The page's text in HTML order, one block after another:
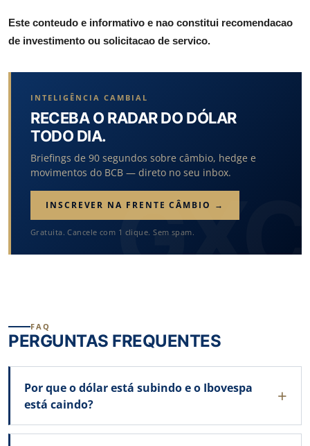
Este conteudo e informativo e nao constitui recomendacao
de investimento ou solicitacao de servico.
INTELIGÊNCIA CAMBIAL
RECEBA O RADAR DO DÓLAR
TODO DIA.
Briefings de 90 segundos sobre câmbio, hedge e
movimentos do BCB — direto no seu inbox.
INSCREVER NA FRENTE CÂMBIO →
Gratuita. Cancele com 1 clique. Sem spam.
FAQ
PERGUNTAS FREQUENTES
Por que o dólar está subindo e o Ibovespa
está caindo?